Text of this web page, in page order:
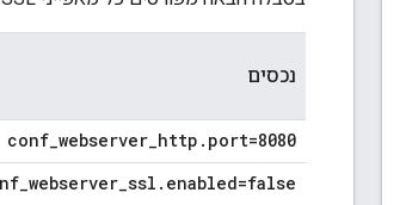
נכסים
conf_webserver_http.port=8080